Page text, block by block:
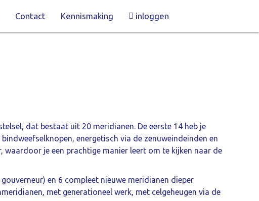
Contact Kennismaking inloggen
dat bestaat uit 20 meridianen. De eerste 14 heb je
energetisch via de zenuweindeinden en
waardoor je een prachtige manier leert om te kijken naar de
en 6 compleet nieuwe meridianen dieper
met generationeel werk, met celgeheugen via de